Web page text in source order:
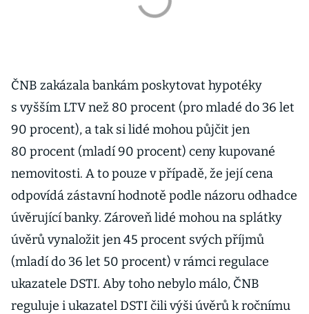
ČNB zakázala bankám poskytovat hypotéky
s vyšším LTV než 80 procent (pro mladé do 36 let
90 procent), a tak si lidé mohou půjčit jen
80 procent (mladí 90 procent) ceny kupované
nemovitosti. A to pouze v případě, že její cena
odpovídá zástavní hodnotě podle názoru odhadce
úvěrující banky. Zároveň lidé mohou na splátky
úvěrů vynaložit jen 45 procent svých příjmů
(mladí do 36 let 50 procent) v rámci regulace
ukazatele DSTI. Aby toho nebylo málo, ČNB
reguluje i ukazatel DSTI čili výši úvěrů k ročnímu